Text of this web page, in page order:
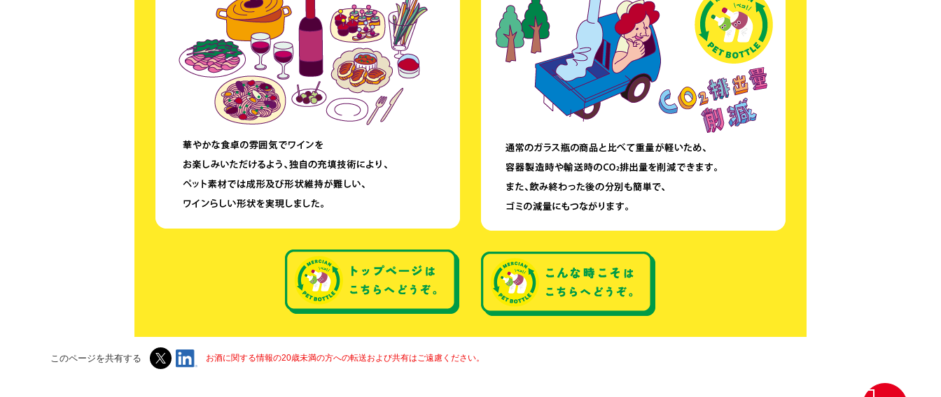
このページを共有する お酒に関する情報の20歳未満の方への転送および共有はご遠慮ください。
画